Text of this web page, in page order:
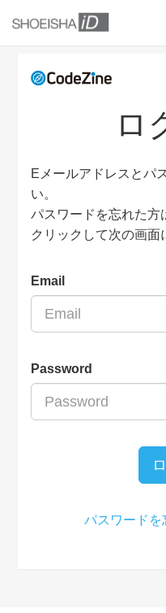
ロ
Eメールアドレスとパ
い。
パスワードを忘れた方
クリックして次の画面
Email
Password
パスワードを